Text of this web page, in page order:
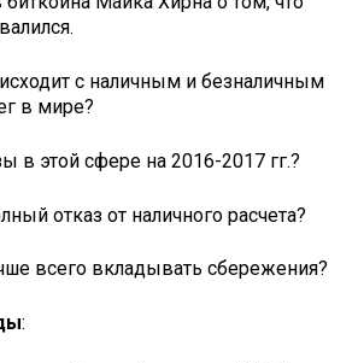
с наличным и безналичным
в мире?
в этой сфере на 2016-2017 гг.?
отказ от наличного расчета?
всего вкладывать сбережения?
: